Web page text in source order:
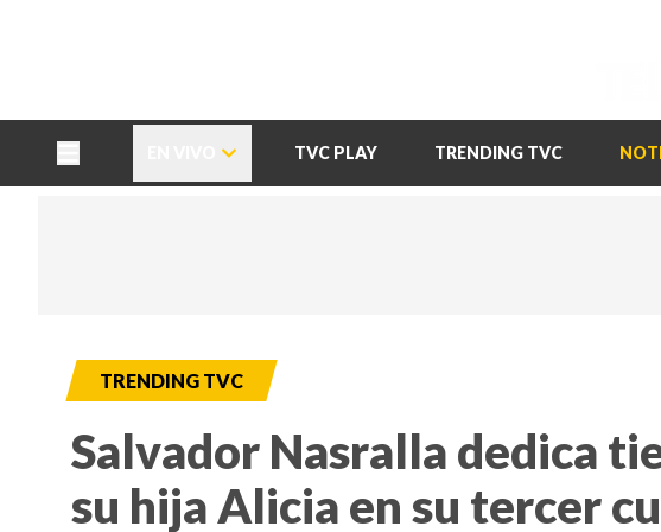
TVC PLAY TRENDING TVC
TRENDING TVC
Salvador Nasralla dedica
su hija Alicia en su tercer